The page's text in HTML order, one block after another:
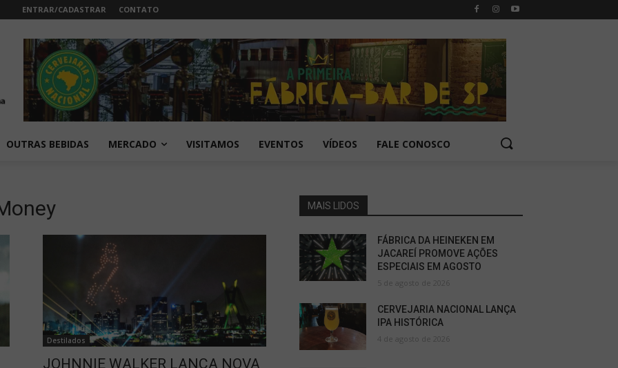
ENTRAR/CADASTRAR CONTATO
OUTRAS BEBIDAS MERCADO VISITAMOS EVENTOS VÍDEOS FALE CONOSCO
Destilados
JOHNNIE WALKER LANÇA NOVA
MAIS LIDOS
FÁBRICA DA HEINEKEN EM
JACAREÍ PROMOVE AÇÕES
ESPECIAIS EM AGOSTO
5 de agosto de 2026
CERVEJARIA NACIONAL LANÇA
IPA HISTÓRICA
4 de agosto de 2026